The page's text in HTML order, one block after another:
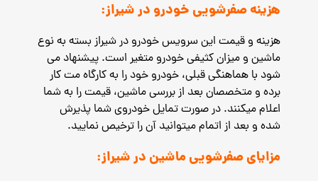
هزینه صفرشویی خودرو در شیراز:
هزینه و قیمت این سرویس خودرو در شیراز بسته به نوع
ماشین و میزان کثیفی خودرو متغیر است. پیشنهاد می
شود با هماهنگی قبلی، خودرو خود را به کارگاه مت کار
برده و متخصصان بعد از بررسی ماشین، قیمت را به شما
اعلام میکنند. در صورت تمایل خودروی شما پذیرش
شده و بعد از اتمام میتوانید آن را ترخیص نمایید.
مزایای صفرشویی ماشین در شیراز: